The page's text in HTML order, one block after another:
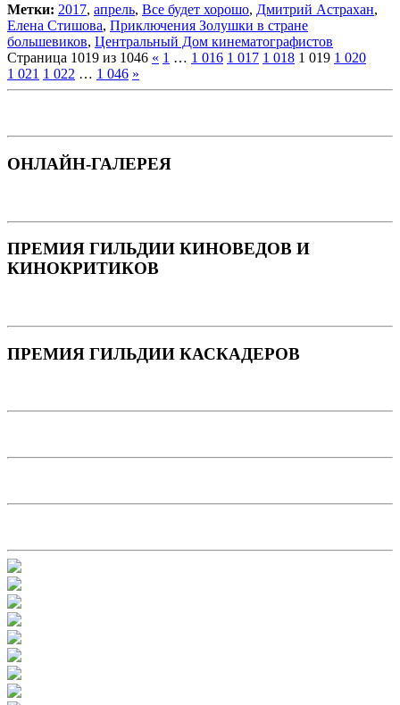
Метки: 2017, апрель, Все будет хорошо, Дмитрий Астрахан,
Елена Стишова, Приключения Золушки в стране
большевиков, Центральный Дом кинематографистов
Страница 1019 из 1046 « 1 … 1 016 1 017 1 018 1 019 1 020
1 021 1 022 … 1 046 »
ОНЛАЙН-ГАЛЕРЕЯ
ПРЕМИЯ ГИЛЬДИИ КИНОВЕДОВ И
КИНОКРИТИКОВ
ПРЕМИЯ ГИЛЬДИИ КАСКАДЕРОВ